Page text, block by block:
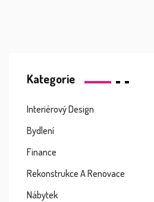
Kategorie
Interiérový Design
Bydlení
Finance
Rekonstrukce A Renovace
Nábytek